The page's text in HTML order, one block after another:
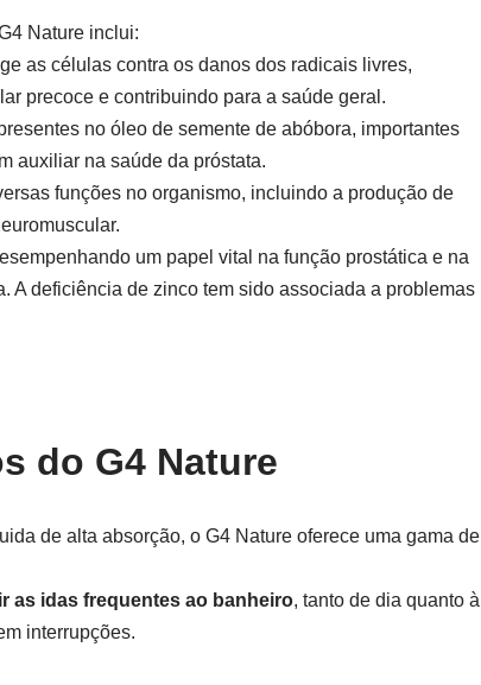
Nature inclui:
as células contra os danos dos radicais livres,
precoce e contribuindo para a saúde geral.
no óleo de semente de abóbora, importantes
auxiliar na saúde da próstata.
funções no organismo, incluindo a produção de
um papel vital na função prostática e na
A deficiência de zinco tem sido associada a problemas
do G4 Nature
de alta absorção, o G4 Nature oferece uma gama de
as idas frequentes ao banheiro, tanto de dia quanto à
interrupções.